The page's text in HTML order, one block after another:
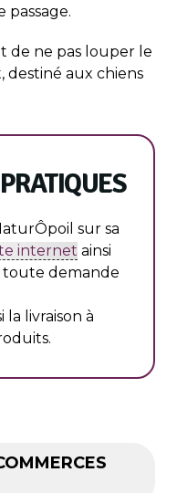
passage.
de ne pas louper le
destiné aux chiens
sur sa
internet ainsi
demande
la livraison à